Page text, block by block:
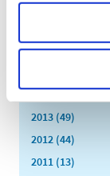
marts (9)
januar (17)
2014 (44)
2013 (49)
2012 (44)
2011 (13)